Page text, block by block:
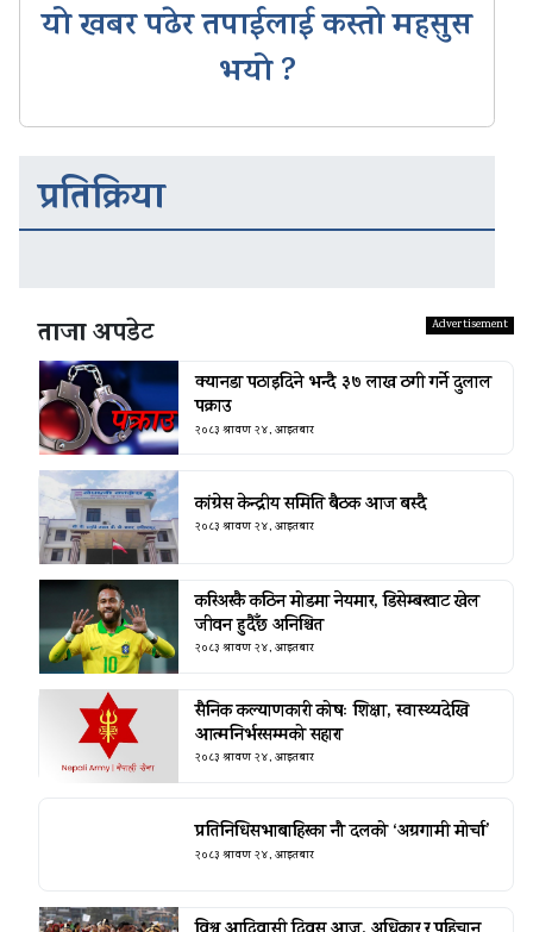
यो खबर पढेर तपाईलाई कस्तो महसुस
भयो ?
प्रतिक्रिया
ताजा अपडेट
क्यानडा पठाइदिने भन्दै ३७ लाख ठगी गर्ने दुलाल
पक्राउ
२०८३ श्रावण २४, आइतबार
कांग्रेस केन्द्रीय समिति बैठक आज बस्दै
२०८३ श्रावण २४, आइतबार
करिअरकै कठिन मोडमा नेयमार, डिसेम्बरवाट खेल
जीवन हुदैँछ अनिश्चित
२०८३ श्रावण २४, आइतबार
सैनिक कल्याणकारी कोषः शिक्षा, स्वास्थ्यदेखि
आत्मनिर्भरसम्मको सहारा
२०८३ श्रावण २४, आइतबार
प्रतिनिधिसभाबाहिरका नौ दलको ‘अग्रगामी मोर्चा’
२०८३ श्रावण २४, आइतबार